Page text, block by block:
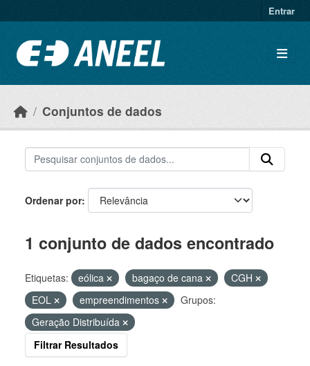
Entrar
Conjuntos de dados
Ordenar por
1 conjunto de dados encontrado
Etiquetas: eólica bagaço de cana
CGH
EOL
empreendimentos
Grupos:
Geração Distribuída
Filtrar Resultados